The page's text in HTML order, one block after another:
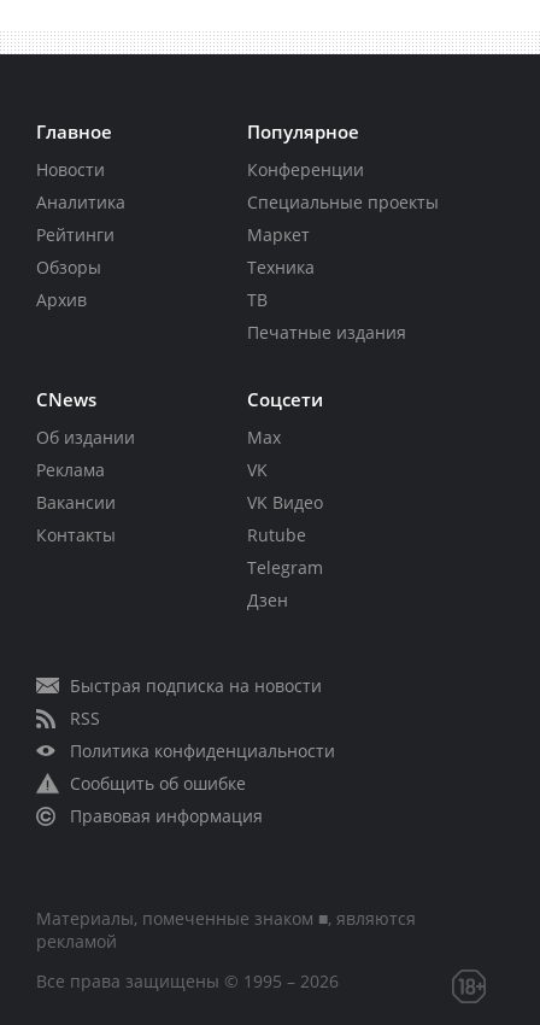
Главное
Новости
Аналитика
Рейтинги
Обзоры
Архив
Популярное
Конференции
Специальные проекты
Маркет
Техника
ТВ
Печатные издания
CNews
Об издании
Реклама
Вакансии
Контакты
Соцсети
Max
VK
VK Видео
Rutube
Telegram
Дзен
Быстрая подписка на новости
RSS
Политика конфиденциальности
Сообщить об ошибке
Правовая информация
Материалы, помеченные знаком ■, являются
рекламой
Все права защищены © 1995 – 2026